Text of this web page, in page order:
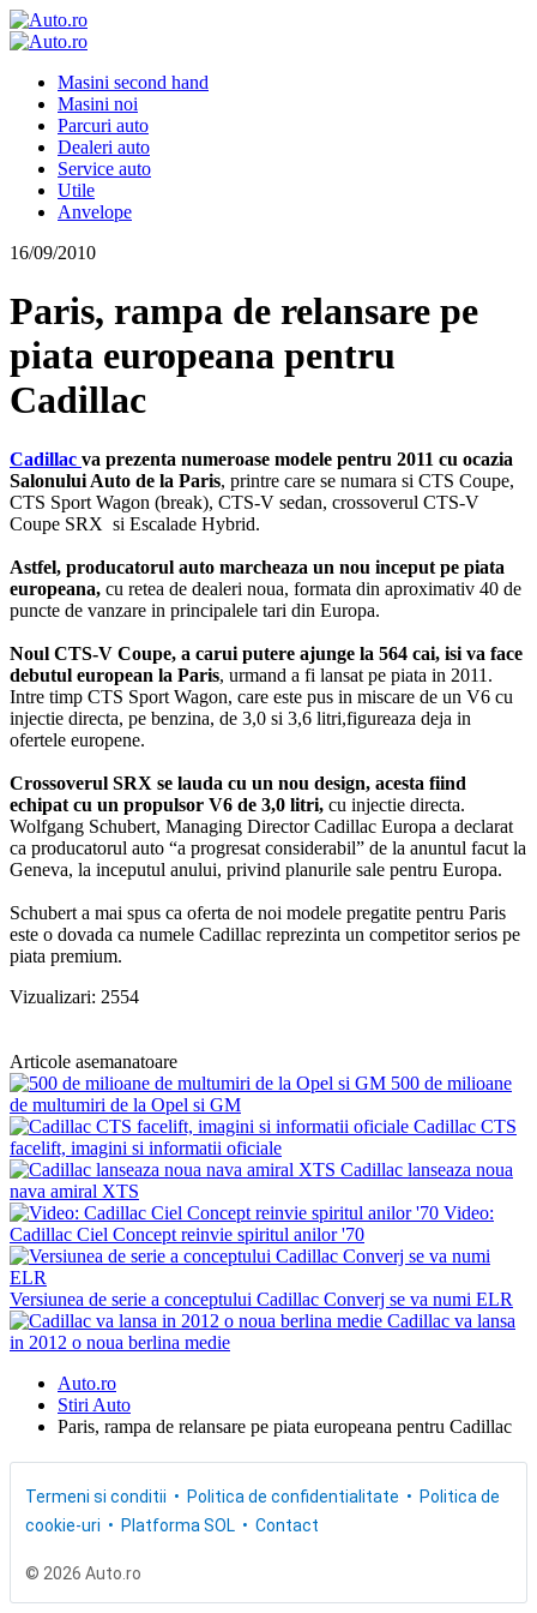
Masini second hand
Masini noi
Parcuri auto
Dealeri auto
Service auto
Utile
Anvelope
16/09/2010
Paris, rampa de relansare pe
piata europeana pentru
Cadillac
Cadillac va prezenta numeroase modele pentru 2011 cu ocazia
Salonului Auto de la Paris, printre care se numara si CTS Coupe,
CTS Sport Wagon (break), CTS-V sedan, crossoverul CTS-V
Coupe SRX si Escalade Hybrid.
Astfel, producatorul auto marcheaza un nou inceput pe piata
europeana, cu retea de dealeri noua, formata din aproximativ 40 de
puncte de vanzare in principalele tari din Europa.
Noul CTS-V Coupe, a carui putere ajunge la 564 cai, isi va face
debutul european la Paris, urmand a fi lansat pe piata in 2011.
Intre timp CTS Sport Wagon, care este pus in miscare de un V6 cu
injectie directa, pe benzina, de 3,0 si 3,6 litri,figureaza deja in
ofertele europene.
Crossoverul SRX se lauda cu un nou design, acesta fiind
echipat cu un propulsor V6 de 3,0 litri, cu injectie directa.
Wolfgang Schubert, Managing Director Cadillac Europa a declarat
ca producatorul auto “a progresat considerabil” de la anuntul facut la
Geneva, la inceputul anului, privind planurile sale pentru Europa.
Schubert a mai spus ca oferta de noi modele pregatite pentru Paris
este o dovada ca numele Cadillac reprezinta un competitor serios pe
piata premium.
Vizualizari: 2554
Articole asemanatoare
500 de milioane
de multumiri de la Opel si GM
Cadillac CTS
facelift, imagini si informatii oficiale
Cadillac lanseaza noua
nava amiral XTS
Video:
Cadillac Ciel Concept reinvie spiritul anilor '70
Versiunea de serie a conceptului Cadillac Converj se va numi ELR
Cadillac va lansa
in 2012 o noua berlina medie
Auto.ro
Stiri Auto
Paris, rampa de relansare pe piata europeana pentru Cadillac
Termeni si conditii Politica de confidentialitate
Politica de
cookie-uri
Platforma SOL Contact
© 2026 Auto.ro